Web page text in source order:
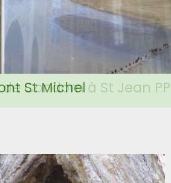
St Michel
Condom à St Jean PP